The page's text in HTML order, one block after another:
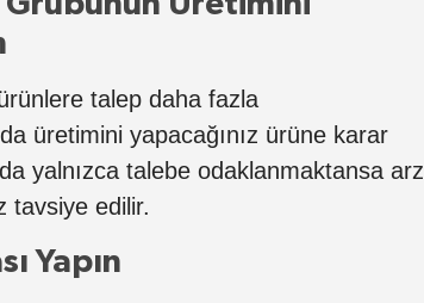
talep daha fazla
üretimini yapacağınız ürüne karar
yalnızca talebe odaklanmaktansa arz
tavsiye edilir.
Yapın